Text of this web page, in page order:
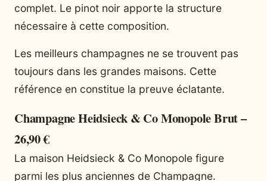
complet. Le pinot noir apporte la structure
nécessaire à cette composition.
Les meilleurs champagnes ne se trouvent pas
toujours dans les grandes maisons. Cette
référence en constitue la preuve éclatante.
Champagne Heidsieck & Co Monopole Brut –
26,90 €
La maison Heidsieck & Co Monopole figure
parmi les plus anciennes de Champagne.